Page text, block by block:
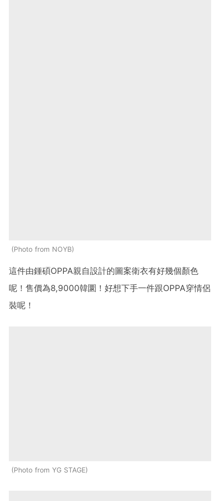
Photo from NOYB
這件由鍾碩OPPA親自設計的圖案衛衣有好幾個顏色
呢！售價為8,9000韓圜！好想下手一件跟OPPA穿情侶
裝呢！
Photo from YG STAGE